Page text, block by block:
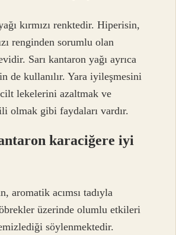
kırmızı renktedir. Hiperisin,
renginden sorumlu olan
Sarı kantaron yağı ayrıca
de kullanılır. Yara iyileşmesini
cilt lekelerini azaltmak ve
olmak gibi faydaları vardır.
karaciğere iyi
aromatik acımsı tadıyla
üzerinde olumlu etkileri
söylenmektedir.